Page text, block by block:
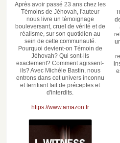
Après avoir passé 23 ans chez les
Témoins de Jéhovah, l'auteur
nous livre un témoignage
bouleversant, cruel de vérité et de
réalisme, sur son quotidien au
sein de cette communauté.
Pourquoi devient-on Témoin de
Jéhovah? Qui sont-ils
exactement? Comment agissent-
ils? Avec Michèle Bastin, nous
entrons dans cet univers inconnu
et terrifiant fait de préceptes et
d'interdits.
https://www.amazon.fr